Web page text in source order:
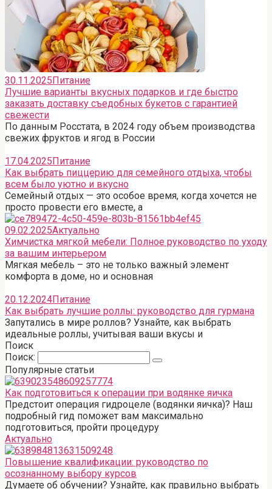
30.11.2025 Питание
Лучшие варианты вкусных подарков и где быстро
заказать доставку съедобных букетов с гарантией
свежести
По данным Росстата, в 2024 году объем производства
свежих фруктов и ягод в России
17.04.2025 Питание
Как выбрать пиццерию для семейного отдыха, чтобы
всем было уютно и вкусно
Семейный отдых — это особое время, когда хочется не
просто провести его вместе, а
09.02.2025Актуально
Химчистка мягкой мебели: Полное руководство по уходу
за вашим интерьером
Мягкая мебель – это не только важный элемент
комфорта в доме, но и основная
20.12.2024Питание
Как выбрать лучшие роллы: руководство для гурмана
Запутались в мире роллов? Узнайте, как выбрать
идеальные роллы, учитывая ваши вкусы и
Поиск
Поиск:
Популярные статьи
Как подготовиться к операции при водянке яичка
Предстоит операция гидроцеле (водянки яичка)? Наш
подробный гид поможет вам максимально
подготовиться, пройти процедуру
Актуально
Повышение квалификации: руководство по
осознанному выбору курсов
Думаете об обучении? Узнайте, как правильно выбрать